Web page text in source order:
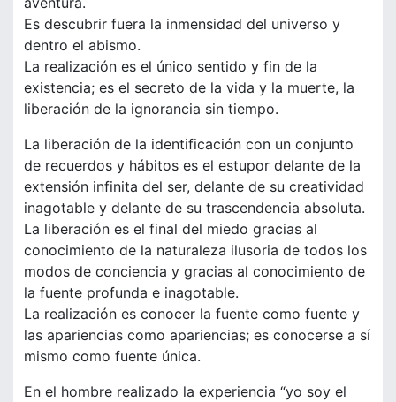
Es descubrir fuera la inmensidad del universo y
dentro el abismo.
La realización es el único sentido y fin de la
existencia; es el secreto de la vida y la muerte, la
liberación de la ignorancia sin tiempo.
La liberación de la identificación con un conjunto
de recuerdos y hábitos es el estupor delante de la
extensión infinita del ser, delante de su creatividad
inagotable y delante de su trascendencia absoluta.
La liberación es el final del miedo gracias al
conocimiento de la naturaleza ilusoria de todos los
modos de conciencia y gracias al conocimiento de
la fuente profunda e inagotable.
La realización es conocer la fuente como fuente y
las apariencias como apariencias; es conocerse a sí
mismo como fuente única.
En el hombre realizado la experiencia “yo soy el